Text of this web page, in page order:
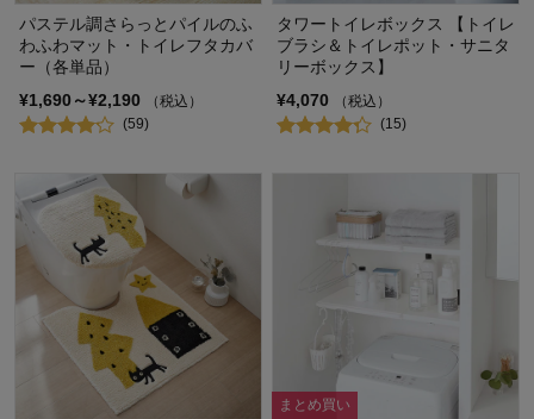
パステル調さらっとパイルのふ
わふわマット・トイレフタカバ
ー（各単品）
¥1,690～¥2,190
（税込）
(59)
タワートイレボックス 【トイレ
ブラシ＆トイレポット・サニタ
リーボックス】
¥4,070
（税込）
(15)
まとめ買い